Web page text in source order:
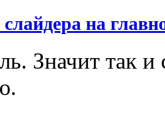
на
Значит так и